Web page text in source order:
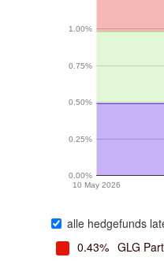
10 May 2026
0.00%
0.25%
0.50%
0.75%
1.00%
alle hedgefunds
0.43% GLG